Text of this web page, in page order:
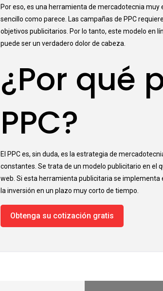
Por eso, es una herramienta de mercadotecnia
sencillo como parece. Las campañas de PPC
objetivos publicitarios. Por lo tanto, este modelo en
puede ser un verdadero dolor de cabeza.
¿Por qué
PPC?
El PPC es, sin duda, es la estrategia de
constantes. Se trata de un modelo publicitario en el
web. Si esta herramienta publicitaria se
la inversión en un plazo muy corto de tiempo.
Obtenga su cotización gratis